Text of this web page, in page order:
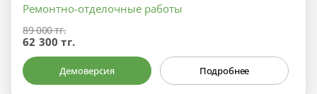
Ремонтно-отделочные работы
89 000 тг.
62 300 тг.
Демоверсия Подробнее